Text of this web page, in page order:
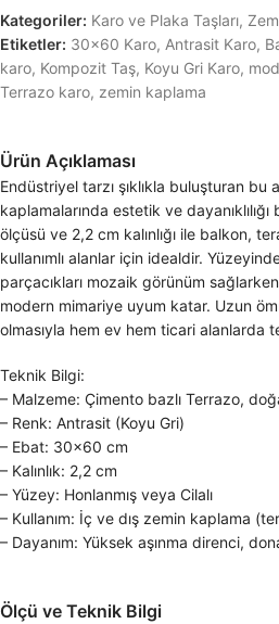
Kategoriler: Karo ve Plaka Taşları,
Etiketler: 30x60 Karo, Antrasit Karo,
karo, Kompozit Taş, Koyu Gri Karo,
Terrazo karo, zemin kaplama
Ürün Açıklaması
Endüstriyel tarzı şıklıkla buluşturan
kaplamalarında estetik ve
ölçüsü ve 2,2 cm kalınlığı ile balkon,
kullanımlı alanlar için idealdir.
parçacıkları mozaik görünüm
modern mimariye uyum katar. Uzun
olmasıyla hem ev hem ticari alanlarda
Teknik Bilgi:
– Malzeme: Çimento bazlı Terrazo,
– Renk: Antrasit (Koyu Gri)
– Ebat: 30×60 cm
– Kalınlık: 2,2 cm
– Yüzey: Honlanmış veya Cilalı
– Kullanım: İç ve dış zemin kaplama
– Dayanım: Yüksek aşınma direnci,
Ölçü ve Teknik Bilgi